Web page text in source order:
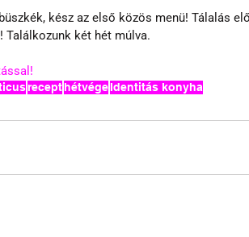
kész az első közös menü! Tálalás
két hét múlva.
recepthétvégeIdentitás konyha